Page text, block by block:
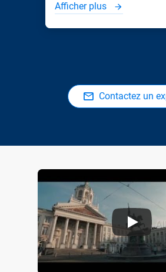
Afficher plus
Contactez un